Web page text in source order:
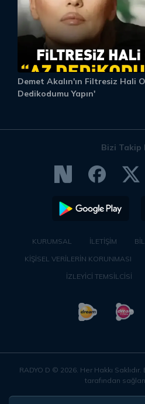
Demet Akalın'ın Filtresiz Hali
Dedikodumu Yapın'
Bizi Takip
KURUMSAL İLETİŞİM
KİŞİSEL VERİLERİN KORUNMASI
İZLEYİCİ TEMSİLCİSİ
RADYO D © 2026 . Her Hakkı
tarafından